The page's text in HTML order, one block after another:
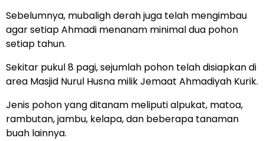
Sebelumnya, mubaligh derah juga telah mengimbau
agar setiap Ahmadi menanam minimal dua pohon
setiap tahun.
Sekitar pukul 8 pagi, sejumlah pohon telah disiapkan di
area Masjid Nurul Husna milik Jemaat Ahmadiyah Kurik.
Jenis pohon yang ditanam meliputi alpukat, matoa,
rambutan, jambu, kelapa, dan beberapa tanaman
buah lainnya.